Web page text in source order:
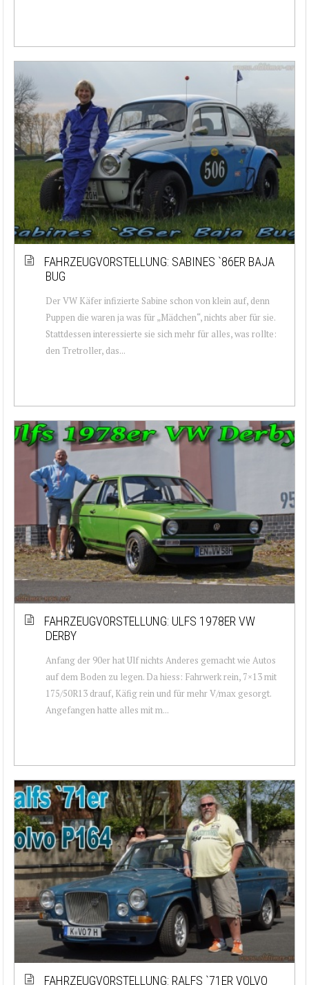
FAHRZEUGVORSTELLUNG: SABINES `86ER BAJA
BUG
Der VW Käfer infizierte Sabine schon von klein auf, denn
Puppen die waren ja was für „Mädchen“, nichts aber für sie.
Stattdessen interessierte sie sich mehr für alles, was rollte:
den Tretroller, das...
FAHRZEUGVORSTELLUNG: ULFS 1978ER VW
DERBY
Anfang der 90er hat Ulf nichts Anderes gemacht wie Autos
auf dem Boden zu legen. Da hiess: Fahrwerk rein, 7×13 mit
175/50R13 drauf, Käfig rein und für mehr V/max gesorgt.
Angefangen hatte alles mit m...
FAHRZEUGVORSTELLUNG: RALFS `71ER VOLVO